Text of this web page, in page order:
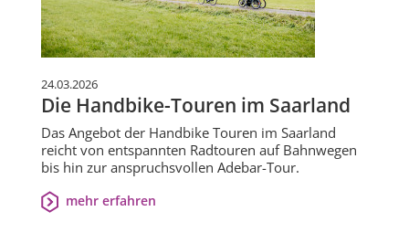
24.03.2026
Die Handbike-Touren im Saarland
Das Angebot der Handbike Touren im Saarland
reicht von entspannten Radtouren auf Bahnwegen
bis hin zur anspruchsvollen Adebar-Tour.
mehr erfahren